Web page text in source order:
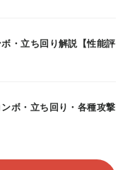
・立ち回り解説【性能評
ボ・立ち回り・各種攻撃